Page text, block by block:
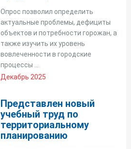
Опрос позволил определить
актуальные проблемы, дефициты
объектов и потребности горожан, а
также изучить их уровень
вовлеченности в городские
процессы ...
Декабрь 2025
Представлен новый
учебный труд по
территориальному
планированию